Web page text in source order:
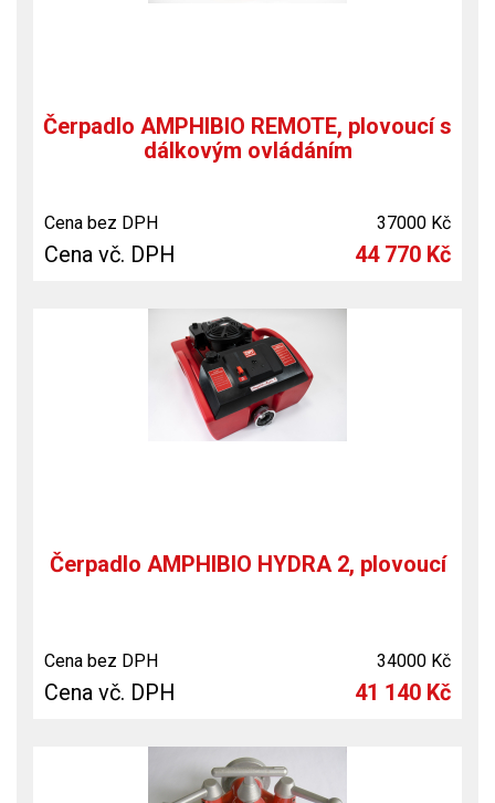
Čerpadlo AMPHIBIO REMOTE, plovoucí s
dálkovým ovládáním
Cena bez DPH 37000 Kč
Cena vč. DPH 44 770 Kč
Čerpadlo AMPHIBIO HYDRA 2, plovoucí
Cena bez DPH 34000 Kč
Cena vč. DPH 41 140 Kč